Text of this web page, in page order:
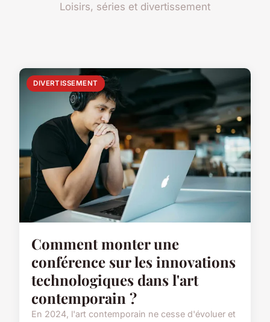
Loisirs, séries et divertissement
DIVERTISSEMENT
Comment monter une
conférence sur les innovations
technologiques dans l'art
contemporain ?
En 2024, l'art contemporain ne cesse d'évoluer et